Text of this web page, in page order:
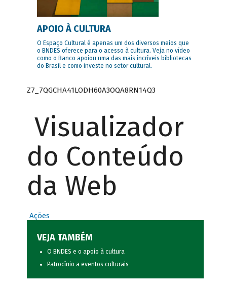
APOIO À CULTURA
O Espaço Cultural é apenas um dos diversos meios que
o BNDES oferece para o acesso à cultura. Veja no vídeo
como o Banco apoiou uma das mais incríveis bibliotecas
do Brasil e como investe no setor cultural.
Z7_7QGCHA41LODH60A3OQA8RN14Q3
Visualizador
do Conteúdo
da Web
Ações
VEJA TAMBÉM
O BNDES e o apoio à cultura
Patrocínio a eventos culturais